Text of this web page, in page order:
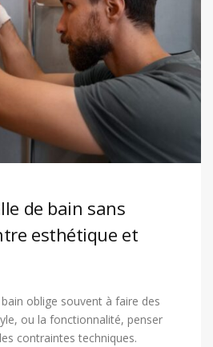
de bain sans
esthétique et
oblige souvent à faire des
ou la fonctionnalité, penser
contraintes techniques.